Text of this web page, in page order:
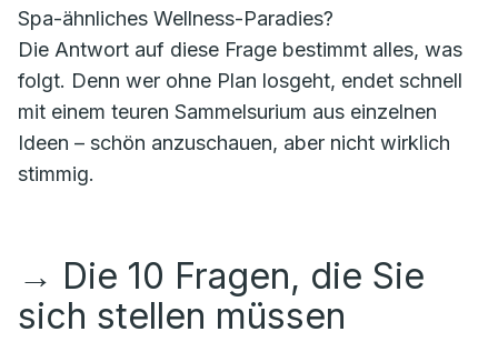
Spa-ähnliches Wellness-Paradies?
Die Antwort auf diese Frage bestimmt alles, was
folgt. Denn wer ohne Plan losgeht, endet schnell
mit einem teuren Sammelsurium aus einzelnen
Ideen – schön anzuschauen, aber nicht wirklich
stimmig.
→ Die 10 Fragen, die Sie
sich stellen müssen